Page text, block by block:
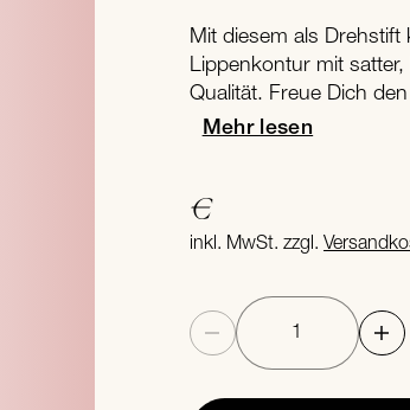
Mit diesem als Drehstift
Lippenkontur mit
Qualität. Freue Dich
Mehr lesen
€
inkl. MwSt. zzgl.
Anzahl